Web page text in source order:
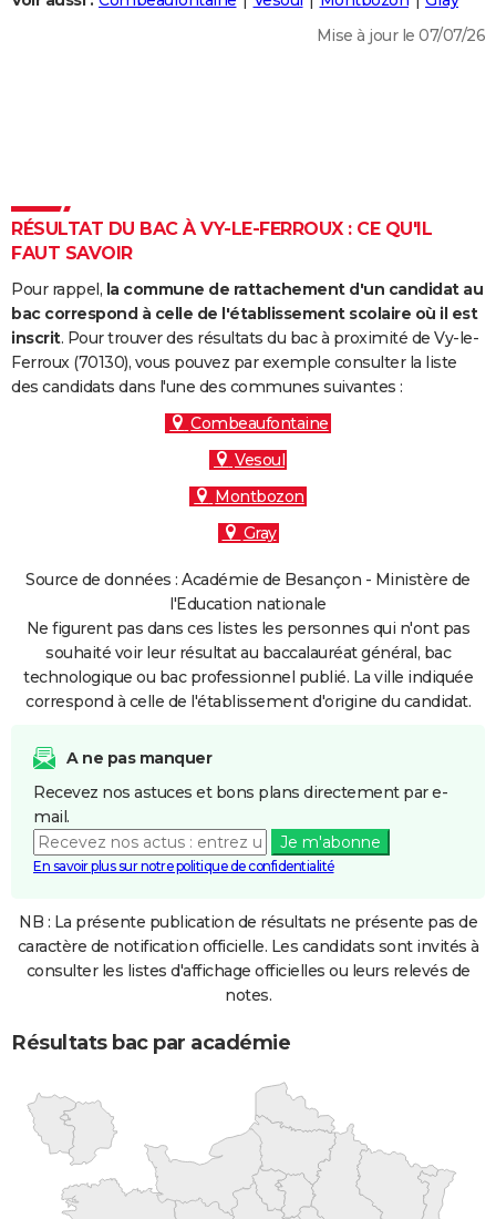
DICTIONNAIRE
Dictionnaire
Biographies
Citations
Expressions
Proverbes
PROGRAMME TV
COPAINS D'AVANT
S'inscrire
Se connecter
Lycées
Collèges
Primaires
Universités
Entreprises
Service militaire
Avis de recherche
AVIS DE DÉCÈS
FORUM
Mise à jour le 07/07/26
RÉSULTAT DU BAC À VY-LE-FERROUX : CE QU'IL
FAUT SAVOIR
Pour rappel, la commune de rattachement d'un candidat au
bac correspond à celle de l'établissement scolaire où il est
inscrit. Pour trouver des résultats du bac à proximité de Vy-le-
Ferroux (70130), vous pouvez par exemple consulter la liste
des candidats dans l'une des communes suivantes :
Combeaufontaine
Vesoul
Montbozon
Gray
Source de données : Académie de Besançon - Ministère de
l'Education nationale
Ne figurent pas dans ces listes les personnes qui n'ont pas
souhaité voir leur résultat au baccalauréat général, bac
technologique ou bac professionnel publié. La ville indiquée
correspond à celle de l'établissement d'origine du candidat.
A ne pas manquer
Recevez nos astuces et bons plans directement par e-
mail.
Je m'abonne
En savoir plus sur notre politique de confidentialité
NB : La présente publication de résultats ne présente pas de
caractère de notification officielle. Les candidats sont invités à
consulter les listes d'affichage officielles ou leurs relevés de
notes.
Résultats bac par académie